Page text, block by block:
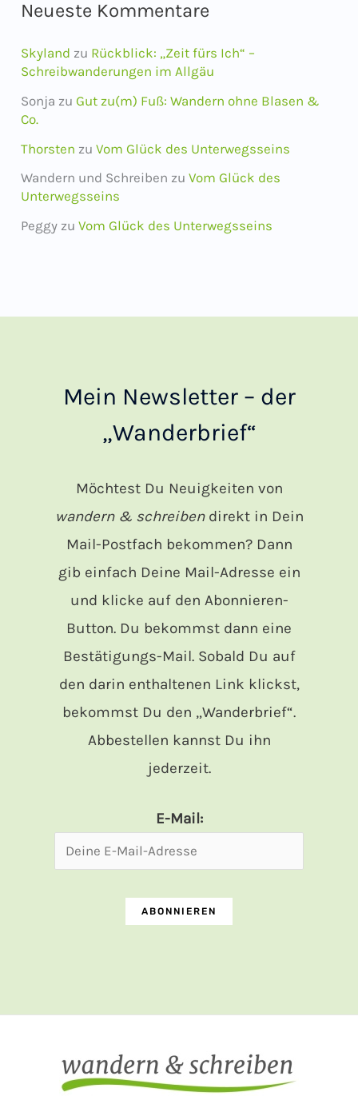
Neueste Kommentare
Skyland zu Rückblick: „Zeit fürs Ich“ –
Schreibwanderungen im Allgäu
Sonja zuGut zu(m) Fuß: Wandern ohne Blasen &
Co.
Thorsten zuVom Glück des Unterwegsseins
Wandern und Schreiben zuVom Glück des
Unterwegsseins
Peggy zuVom Glück des Unterwegsseins
Mein Newsletter – der
„Wanderbrief“
Möchtest Du Neuigkeiten von
wandern & schreibendirekt in Dein
Mail-Postfach bekommen? Dann
gib einfach Deine Mail-Adresse ein
und klicke auf den Abonnieren-
Button. Du bekommst dann eine
Bestätigungs-Mail. Sobald Du auf
den darin enthaltenen Link klickst,
bekommst Du den „Wanderbrief“.
Abbestellen kannst Du ihn
jederzeit.
E-Mail: